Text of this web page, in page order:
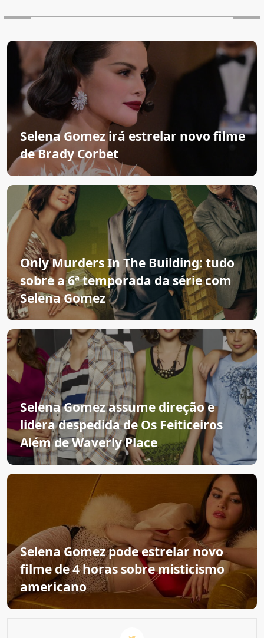
Selena Gomez irá estrelar novo filme
de Brady Corbet
Only Murders In The Building: tudo
sobre a 6ª temporada da série com
Selena Gomez
Selena Gomez assume direção e
lidera despedida de Os Feiticeiros
Além de Waverly Place
Selena Gomez pode estrelar novo
filme de 4 horas sobre misticismo
americano